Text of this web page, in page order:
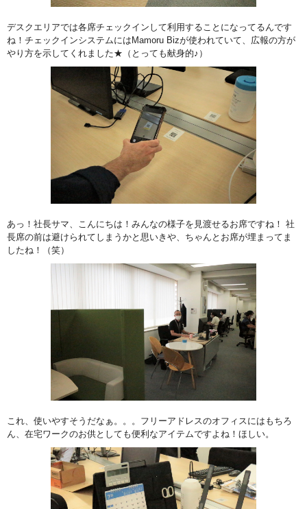
デスクエリアでは各席チェックインして利用することになってるんです
ね！チェックインシステムにはMamoru Bizが使われていて、広報の方が
やり方を示してくれました★（とっても献身的♪）
あっ！社長サマ、こんにちは！みんなの様子を見渡せるお席ですね！ 社
長席の前は避けられてしまうかと思いきや、ちゃんとお席が埋まってま
したね！（笑）
これ、使いやすそうだなぁ。。。フリーアドレスのオフィスにはもちろ
ん、在宅ワークのお供としても便利なアイテムですよね！ほしい。